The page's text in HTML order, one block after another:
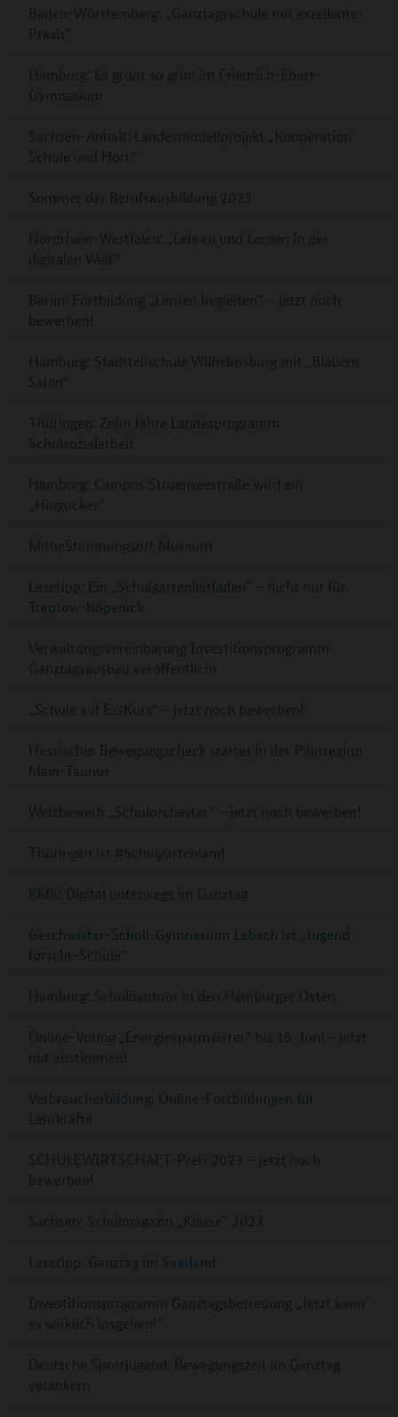
Baden-Württemberg: „Ganztagsschule mit exzellenter
Praxis“
Hamburg: Es grünt so grün im Friedrich-Ebert-
Gymnasium
Sachsen-Anhalt: Landesmodellprojekt „Kooperation
Schule und Hort“
Sommer der Berufsausbildung 2023
Nordrhein-Westfalen: „Lehren und Lernen in der
digitalen Welt“
Berlin: Fortbildung „Lernen begleiten“ – jetzt noch
bewerben!
Hamburg: Stadtteilschule Wilhelmsburg mit „Blauem
Salon“
Thüringen: Zehn Jahre Landesprogramm
Schulsozialarbeit
Hamburg: Campus Struenseestraße wird ein
„Hingucker“
MitbeStimmungsort Museum
Lesetipp: Ein „Schulgartenleitfaden“ – nicht nur für
Treptow-Köpenick
Verwaltungsvereinbarung Investitionsprogramm
Ganztagsausbau veröffentlicht
„Schule auf EssKurs“ – jetzt noch bewerben!
Hessischer Bewegungscheck startet in der Pilotregion
Main-Taunus
Wettbewerb „Schulorchester“ – jetzt noch bewerben!
Thüringen ist #Schulgartenland
KMK: Digital unterwegs im Ganztag
Geschwister-Scholl-Gymnasium Lebach ist „Jugend
forscht-Schule“
Hamburg: Schulbautour in den Hamburger Osten
Online-Voting „Energiesparmeister“ bis 15. Juni – jetzt
mit abstimmen!
Verbraucherbildung: Online-Fortbildungen für
Lehrkräfte
SCHULEWIRTSCHAFT-Preis 2023 – jetzt noch
bewerben!
Sachsen: Schulmagazin „Klasse“ 2023
Lesetipp: Ganztag im Saarland
Investitionsprogramm Ganztagsbetreuung „Jetzt kann
es wirklich losgehen!“
Deutsche Sportjugend: Bewegungszeit im Ganztag
verankern